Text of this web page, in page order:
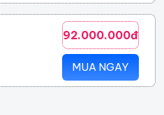
92.000.000đ
MUA NGAY